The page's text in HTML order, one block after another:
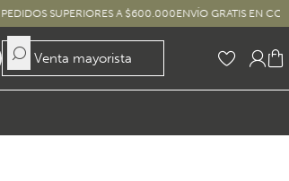
A $600.000ENVÍO GRATIS EN COMPRAS
Venta mayorista